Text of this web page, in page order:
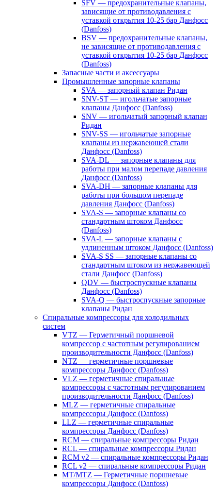
SFV — предохранительные клапаны,
зависящие от противодавления с
уставкой открытия 10-25 бар Данфосс
(Danfoss)
BSV — предохранительные клапаны,
не зависящие от противодавления с
уставкой открытия 10-25 бар Данфосс
(Danfoss)
Запасные части и аксессуары
Промышленные запорные клапаны
SVA — запорный клапан Ридан
SNV-ST — игольчатые запорные
клапаны Данфосс (Danfoss)
SNV — игольчатый запорный клапан
Ридан
SNV-SS — игольчатые запорные
клапаны из нержавеющей стали
Данфосс (Danfoss)
SVA-DL — запорные клапаны для
работы при малом перепаде давления
Данфосс (Danfoss)
SVA-DH — запорные клапаны для
работы при большом перепаде
давления Данфосс (Danfoss)
SVA-S — запорные клапаны со
стандартным штоком Данфосс
(Danfoss)
SVA-L — запорные клапаны с
удлиненным штоком Данфосс (Danfoss)
SVA-S SS — запорные клапаны со
стандартным штоком из нержавеющей
стали Данфосс (Danfoss)
QDV — быстроспускные клапаны
Данфосс (Danfoss)
SVA-Q — быстроспускные запорные
клапаны Ридан
Спиральные компрессоры для холодильных
систем
VTZ — Герметичный поршневой
компрессор с частотным регулированием
производительности Данфосс (Danfoss)
NTZ — герметичные поршневые
компрессоры Данфосс (Danfoss)
VLZ — герметичные спиральные
компрессоры с частотным регулированием
производительности Данфосс (Danfoss)
MLZ — герметичные спиральные
компрессоры Данфосс (Danfoss)
LLZ — герметичные спиральные
компрессоры Данфосс (Danfoss)
RCM — спиральные компрессоры Ридан
RCL — спиральные компрессоры Ридан
RCM v2 — спиральные компрессоры Ридан
RCL v2 — спиральные компрессоры Ридан
MT/MTZ — Герметичные поршневые
компрессоры Данфосс (Danfoss)